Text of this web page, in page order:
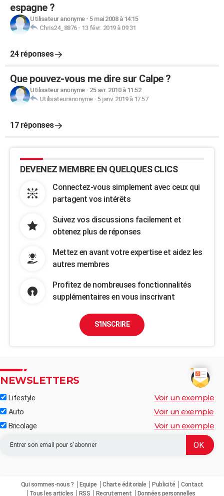
espagne ?
Utilisateur anonyme- 5 mai 2008 à 14:15
Chris24_8876- 13 févr. 2019 à 09:31
24 réponses
Que pouvez-vous me dire sur Calpe ?
Utilisateur anonyme- 25 avr. 2010 à 11:52
Utilisateuranonyme- 5 janv. 2019 à 17:57
17 réponses
DEVENEZ MEMBRE EN QUELQUES CLICS
Connectez-vous simplement avec ceux qui
partagent vos intérêts
Suivez vos discussions facilement et
obtenez plus de réponses
Mettez en avant votre expertise et aidez les
autres membres
Profitez de nombreuses fonctionnalités
supplémentaires en vous inscrivant
S'INSCRIRE
NEWSLETTERS
Lifestyle Voir un exemple
Auto Voir un exemple
Bricolage Voir un exemple
Qui sommes-nous ? Equipe Charte éditoriale Publicité
Contact
Tous les articles
RSS Recrutement Données personnelles